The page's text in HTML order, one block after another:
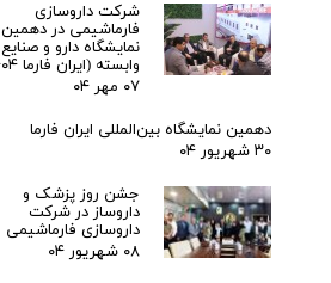
شرکت داروسازی
فارماشیمی در دهمین
نمایشگاه دارو و صنایع
وابسته (ایران فارما ۱۴۰۴)
۰۷ مهر ۰۴
دهمین نمایشگاه بین‌المللی ایران فارما
۳۰ شهریور ۰۴
جشن روز پزشک و
داروساز در شرکت
داروسازی فارماشیمی
۰۸ شهریور ۰۴